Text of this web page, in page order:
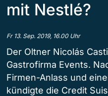
mit Nestlé?
Fr 13. Sep. 2019, 16.00 Uhr
Der Oltner Nicolás
Gastrofirma Events.
Firmen-Anlass und
kündigte die Credit